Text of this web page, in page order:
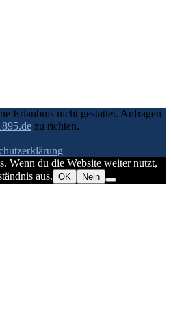
Erlaubnis nicht gestattet. Anfragen
zu richten.
Wenn du die Website weiter nutzt,
aus. OK Nein